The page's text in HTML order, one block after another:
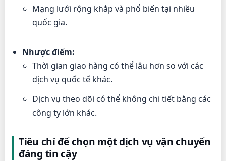
Mạng lưới rộng khắp và phổ biến tại nhiều
quốc gia.
Nhược điểm:
Thời gian giao hàng có thể lâu hơn so với các
dịch vụ quốc tế khác.
Dịch vụ theo dõi có thể không chi tiết bằng các
công ty lớn khác.
Tiêu chí để chọn một dịch vụ vận chuyển
đáng tin cậy